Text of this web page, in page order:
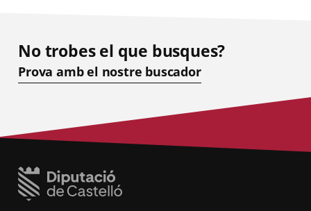
No trobes el que busques?
Prova amb el nostre buscador